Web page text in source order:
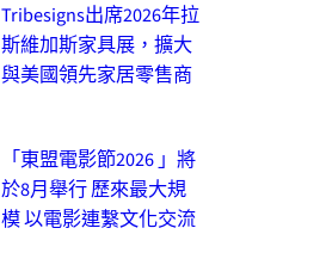
Tribesigns出席2026年拉
斯維加斯家具展，擴大
與美國領先家居零售商
「東盟電影節2026 」將
於8月舉行 歷來最大規
模 以電影連繫文化交流